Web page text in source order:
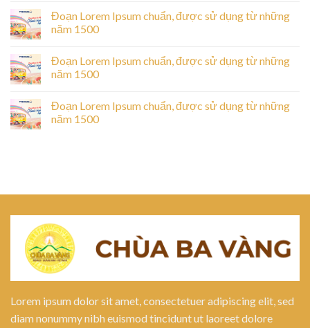
Đoạn Lorem Ipsum chuẩn, được sử dụng từ những
năm 1500
Đoạn Lorem Ipsum chuẩn, được sử dụng từ những
năm 1500
Đoạn Lorem Ipsum chuẩn, được sử dụng từ những
năm 1500
Lorem ipsum dolor sit amet, consectetuer adipiscing elit, sed
diam nonummy nibh euismod tincidunt ut laoreet dolore